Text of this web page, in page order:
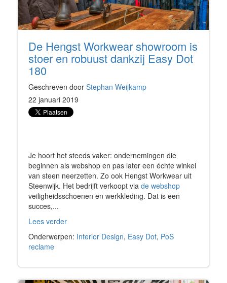
De Hengst Workwear showroom is
stoer en robuust dankzij Easy Dot
180
Geschreven door Stephan Weijkamp
22 januari 2019
Je hoort het steeds vaker: ondernemingen die
beginnen als webshop en pas later een échte winkel
van steen neerzetten. Zo ook Hengst Workwear uit
Steenwijk. Het bedrijft verkoopt via de webshop
veiligheidsschoenen en werkkleding. Dat is een
succes,...
Lees verder
Onderwerpen: Interior Design, Easy Dot, PoS
reclame